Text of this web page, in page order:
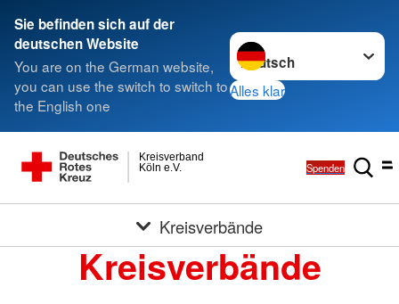
Sie befinden sich auf der
deutschen Website
You are on the German website,
you can use the switch to switch to
the English one
Sprache wechseln zu
Alles klar
Köln e.V.
Kreisverband
Spenden
Kreisverbände
Kreisverbände